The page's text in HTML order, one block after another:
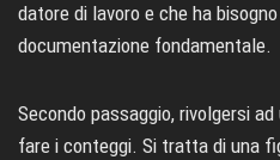
datore di lavoro e che ha
documentazione fondamentale.
Secondo passaggio, rivolgersi
fare i conteggi. Si tratta di una